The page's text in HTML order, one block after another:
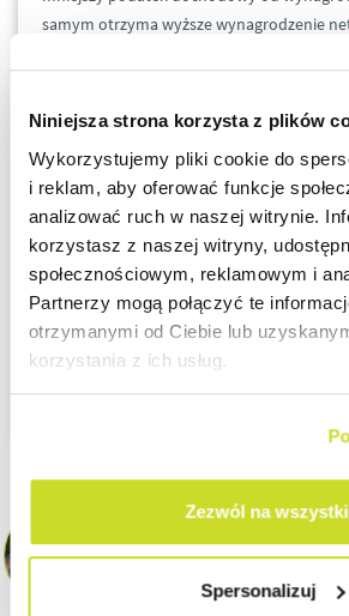
Niniejsza strona korzysta z plików
Wykorzystujemy pliki cookie do
i reklam, aby oferować funkcje
analizować ruch w naszej witrynie.
korzystasz z naszej witryny,
społecznościowym, reklamowym i
Partnerzy mogą połączyć te
otrzymanymi od Ciebie lub
korzystania z ich usług.
Zezwól na
Spersonalizuj
samym otrzyma wyższe wynagrodzenie
maksymalnie u trzech płatników (art. 31b
podatku dochodowym od osób
istotną zmianą w stosunku do przepisów
2022 roku, gdzie złożenie formularza PIT-
jednego płatnika w kwocie stanowiącej 1/
zmniejszającej podatek.
Dodatkowe pytania? Justyna Trochimiuk
kontaktu.
Justyna Trochimiuk
Head of Payroll
ASB Group | Poland
jtrochimiuk@asbgroup.eu